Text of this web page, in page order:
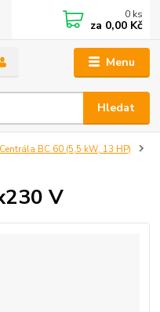
Menu
Hledat
0 ks
za 0,00 Kč
Centrála BC 60 (5,5 kW, 13 HP)
V